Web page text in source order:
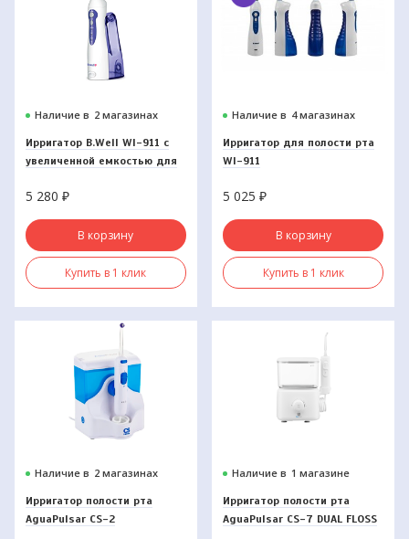
Наличие в 2 магазинах
Ирригатор B.Well WI-911 с
увеличенной емкостью для
5 280 ₽
В корзину
Купить в 1 клик
Наличие в 4 магазинах
Ирригатор для полости рта
WI-911
5 025₽
В корзину
Купить в 1 клик
Наличие в 2 магазинах
Ирригатор полости рта
AguaPulsar CS-2
Наличие в 1 магазине
Ирригатор полости рта
AguaPulsar CS-7 DUAL FLOSS